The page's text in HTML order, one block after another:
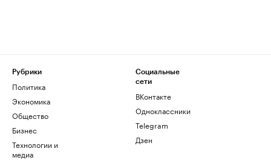
Рубрики
Политика
Экономика
Общество
Бизнес
Технологии и
медиа
Социальные
сети
ВКонтакте
Одноклассники
Telegram
Дзен